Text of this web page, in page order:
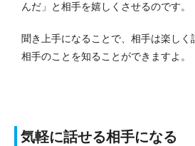
んだ」と相手を嬉しくさせるのです。
聞き上手になることで、相手は楽しく
相手のことを知ることができますよ。
気軽に話せる相手になる